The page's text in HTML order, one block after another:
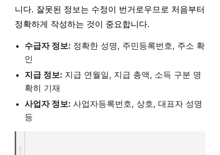
니다. 잘못된 정보는 수정이 번거로우므로 처음부터
정확하게 작성하는 것이 중요합니다.
수급자 정보: 정확한 성명, 주민등록번호, 주소 확
인
지급 정보: 지급 연월일, 지급 총액, 소득 구분 명
확히 기재
사업자 정보: 사업자등록번호, 상호, 대표자 성명
등